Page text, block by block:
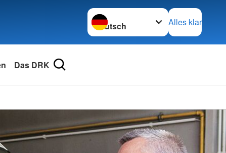
Sprache wechseln zu
Alles klar
Das DRK